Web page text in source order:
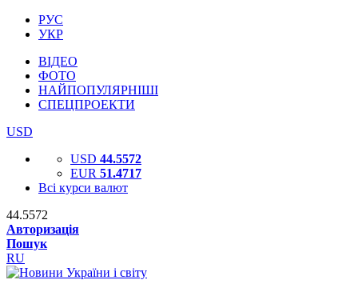
РУС
УКР
ВІДЕО
ФОТО
НАЙПОПУЛЯРНІШІ
СПЕЦПРОЕКТИ
USD
USD 44.5572
EUR 51.4717
Всі курси валют
44.5572
Авторизація
Пошук
RU